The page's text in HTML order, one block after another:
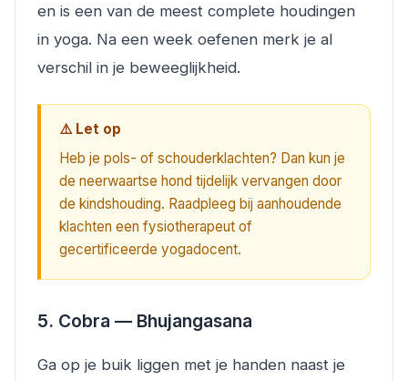
en is een van de meest complete houdingen
in yoga. Na een week oefenen merk je al
verschil in je beweeglijkheid.
⚠️ Let op
Heb je pols- of schouderklachten? Dan kun je
de neerwaartse hond tijdelijk vervangen door
de kindshouding. Raadpleeg bij aanhoudende
klachten een fysiotherapeut of
gecertificeerde yogadocent.
5. Cobra — Bhujangasana
Ga op je buik liggen met je handen naast je